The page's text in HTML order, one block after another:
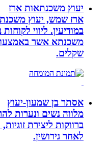
יעוץ משכנתאות ארז
ארז שמש, יעוץ
במודיעין. ליווי
משכנתא אשר באמצעותו
שקלים.
אסתר בן שמעון-יעוץ
מלווה נשים ונערות
ברווקות ליצירת
לאחר גירושין.